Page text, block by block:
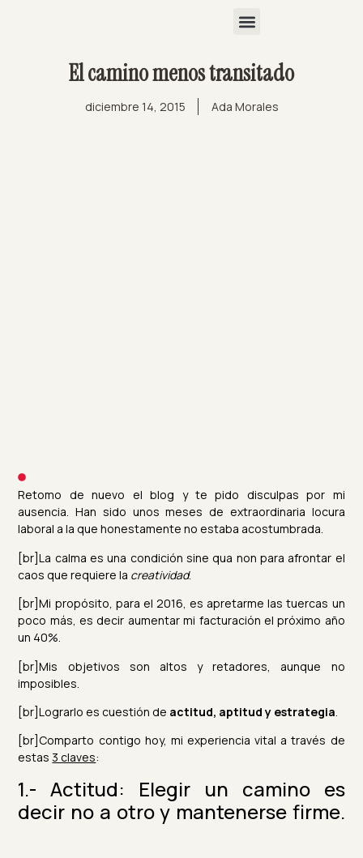
El camino menos transitado
diciembre 14, 2015 Ada Morales
Retomo de nuevo el blog y te pido disculpas por mi
ausencia. Han sido unos meses de extraordinaria locura
laboral a la que honestamente no estaba acostumbrada.
[br]La calma es una condición sine qua non para afrontar el
caos que requiere la creatividad.
[br]Mi propósito, para el 2016, es apretarme las tuercas un
poco más, es decir aumentar mi facturación el próximo año
un 40%.
[br]Mis objetivos son altos y retadores, aunque no
imposibles.
[br]Lograrlo es cuestión de actitud, aptitud y estrategia.
[br]Comparto contigo hoy, mi experiencia vital a través de
estas 3 claves:
1.- Actitud: Elegir un camino es
decir no a otro y mantenerse firme.